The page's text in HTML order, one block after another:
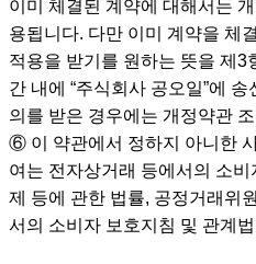
이미 체결된 계약에 대해서는
용됩니다. 다만 이미 계약을 체
적용을 받기를 원하는 뜻을 제3
간 내에 “주식회사 공오일”에
의를 받은 경우에는 개정약관
⑥ 이 약관에서 정하지 아니한
여는 전자상거래 등에서의 소
제 등에 관한 법률, 공정거래위
서의 소비자 보호지침 및 관계